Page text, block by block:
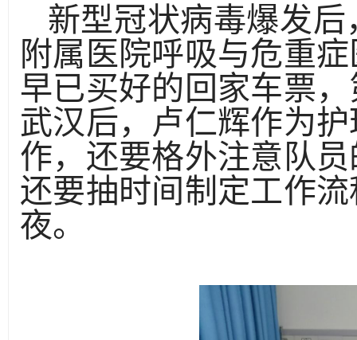
新型冠状病毒爆发
附属医院呼吸与危重
早已买好的回家车票
武汉后，卢仁辉作为
作，还要格外注意队
还要抽时间制定工作
夜。